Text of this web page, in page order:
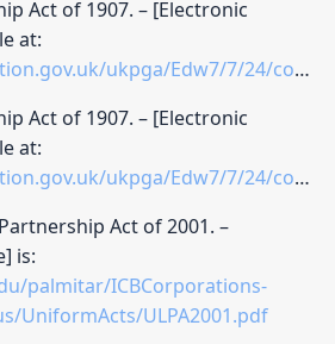
Act of 1907. – [Electronic
at:
ukpga/Edw7/7/24/contents
Act of 1907. – [Electronic
at:
ukpga/Edw7/7/24/contents
Act of 2001. –
is:
palmitar/ICBCorporations-
UniformActs/ULPA2001.pdf